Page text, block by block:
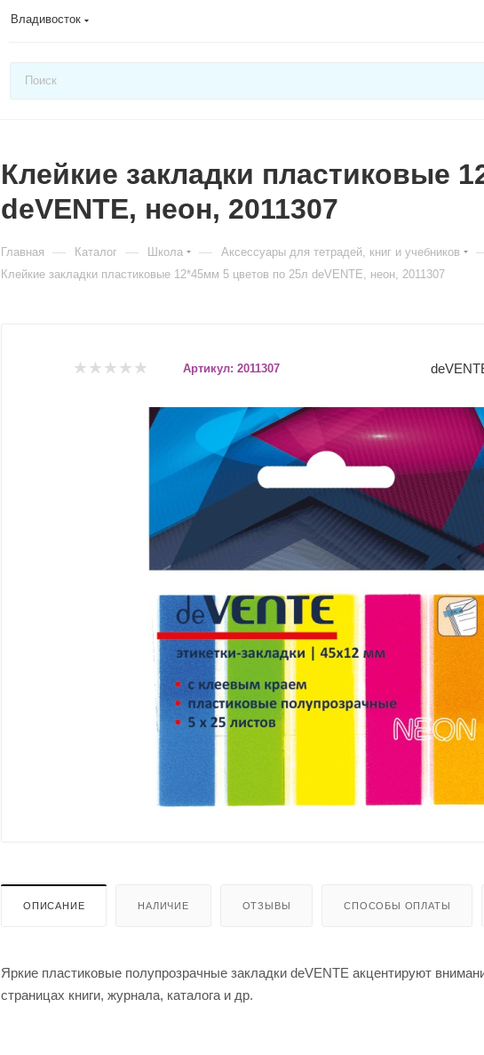
Владивосток
Клейкие закладки пластиковые
deVENTE, неон, 2011307
Главная — Каталог — Школа — Аксессуары для тетрадей, книг и учебников
Клейкие закладки пластиковые 12*45мм 5 цветов по 25л deVENTE, неон, 2011307
Артикул: 2011307
ОПИСАНИЕ НАЛИЧИЕ ОТЗЫВЫ СПОСОБЫ ОПЛАТЫ
Яркие пластиковые полупрозрачные закладки deVENTE акцентируют
страницах книги, журнала, каталога и др.